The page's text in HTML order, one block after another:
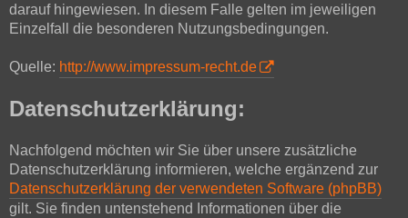
darauf hingewiesen. In diesem Falle gelten im jeweiligen
Einzelfall die besonderen Nutzungsbedingungen.
Quelle: http://www.impressum-recht.de
Datenschutzerklärung:
Nachfolgend möchten wir Sie über unsere zusätzliche
Datenschutzerklärung informieren, welche ergänzend zur
Datenschutzerklärung der verwendeten Software (phpBB)
gilt. Sie finden untenstehend Informationen über die